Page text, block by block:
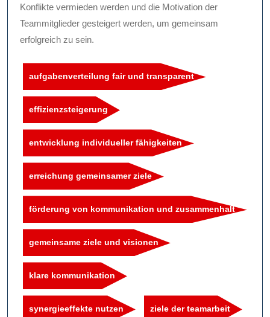
Konflikte vermieden werden und die Motivation der
Teammitglieder gesteigert werden, um gemeinsam
erfolgreich zu sein.
aufgabenverteilung fair und transparent
effizienzsteigerung
entwicklung individueller fähigkeiten
erreichung gemeinsamer ziele
förderung von kommunikation und zusammenhalt
gemeinsame ziele und visionen
klare kommunikation
synergieeffekte nutzen ziele der teamarbeit